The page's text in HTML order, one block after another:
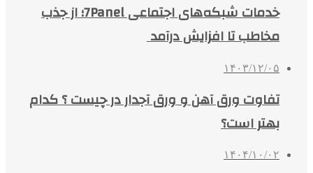
خدمات شبکه‌های اجتماعی 7Panel؛ از جذب
مخاطب تا افزایش درآمد
۱۴۰۳/۱۲/۰۵
تفاوت ورق آهن و ورق آجدار در چیست ؟ کدام
بهتر است؟
۱۴۰۴/۱۰/۰۲